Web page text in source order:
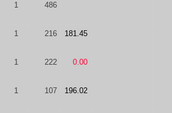
1 486
1 216 181.45
1 222 0.00
1 107 196.02